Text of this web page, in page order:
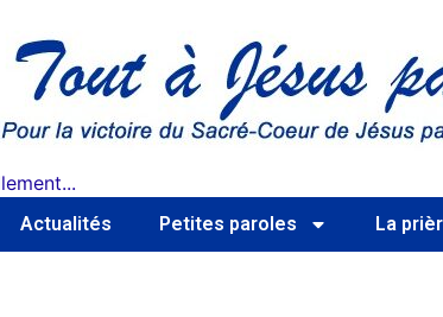
Actualités Petites paroles La